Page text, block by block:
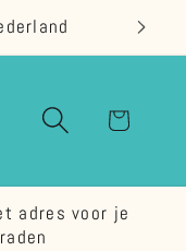
adres voor je